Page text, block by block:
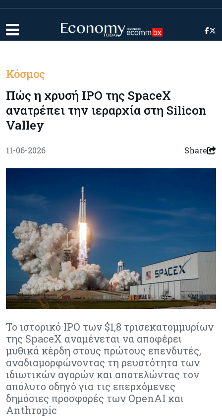
Κόσμος
Πώς η χρυσή IPO της SpaceX
ανατρέπει την ιεραρχία στη Silicon
Valley
11-06-2026 Share
Το ιστορικό IPO των $1,8 τρισεκατομμυρίων
της SpaceX αναμένεται να αποφέρει
μυθικά κέρδη στους πρώτους επενδυτές,
αναδιαμορφώνοντας τη ρευστότητα των
ιδιωτικών αγορών και αποτελώντας τον
απόλυτο οδηγό για τις επερχόμενες
δημόσιες προσφορές των OpenAI και
Anthropic